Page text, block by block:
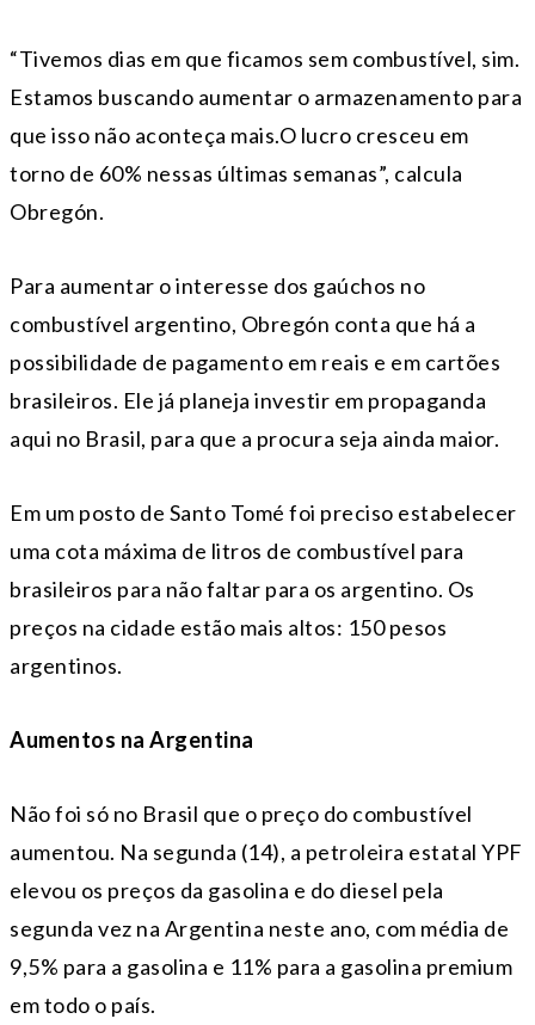
“Tivemos dias em que ficamos sem combustível, sim.
Estamos buscando aumentar o armazenamento para
que isso não aconteça mais.O lucro cresceu em
torno de 60% nessas últimas semanas”, calcula
Obregón.
Para aumentar o interesse dos gaúchos no
combustível argentino, Obregón conta que há a
possibilidade de pagamento em reais e em cartões
brasileiros. Ele já planeja investir em propaganda
aqui no Brasil, para que a procura seja ainda maior.
Em um posto de Santo Tomé foi preciso estabelecer
uma cota máxima de litros de combustível para
brasileiros para não faltar para os argentino. Os
preços na cidade estão mais altos: 150 pesos
argentinos.
Aumentos na Argentina
Não foi só no Brasil que o preço do combustível
aumentou. Na segunda (14), a petroleira estatal YPF
elevou os preços da gasolina e do diesel pela
segunda vez na Argentina neste ano, com média de
9,5% para a gasolina e 11% para a gasolina premium
em todo o país.